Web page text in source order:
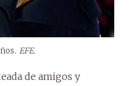
EFE.
de amigos y